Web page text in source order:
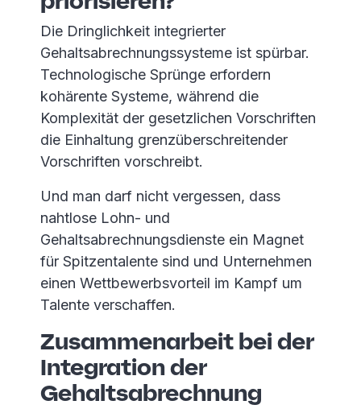
Die Dringlichkeit integrierter
Gehaltsabrechnungssysteme ist spürbar.
Technologische Sprünge erfordern
kohärente Systeme, während die
Komplexität der gesetzlichen Vorschriften
die Einhaltung grenzüberschreitender
Vorschriften vorschreibt.
Und man darf nicht vergessen, dass
nahtlose Lohn- und
Gehaltsabrechnungsdienste ein Magnet
für Spitzentalente sind und Unternehmen
einen Wettbewerbsvorteil im Kampf um
Talente verschaffen.
Zusammenarbeit bei der
Integration der
Gehaltsabrechnung